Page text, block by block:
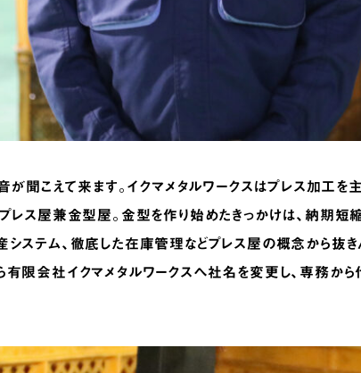
が聞こえて来ます。イクマメタルワークスはプレス加工を
レス屋兼金型屋。金型を作り始めたきっかけは、納期
ステム、徹底した在庫管理などプレス屋の概念から抜
限会社イクマメタルワークスへ社名を変更し、専務か